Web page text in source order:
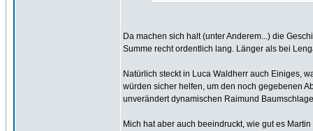
Da machen sich halt (unter Anderem...) die
Summe recht ordentlich lang. Länger als bei
Natürlich steckt in Luca Waldherr auch Einiges,
würden sicher helfen, um den noch gegebenen
unverändert dynamischen Raimund
Mich hat aber auch beeindruckt, wie gut es